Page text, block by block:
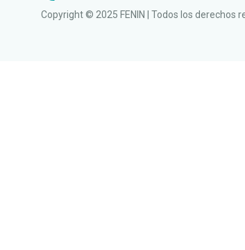
Copyright © 2025 FENIN | Todos los derechos